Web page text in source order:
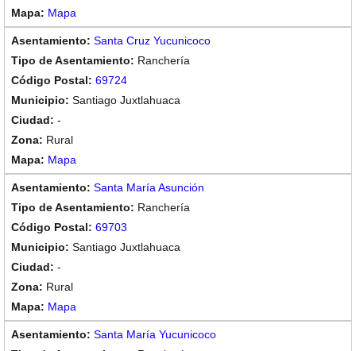
Mapa
Santa Cruz Yucunicoco
Ranchería
69724
Santiago Juxtlahuaca
-
Rural
Mapa
Santa María Asunción
Ranchería
69703
Santiago Juxtlahuaca
-
Rural
Mapa
Santa María Yucunicoco